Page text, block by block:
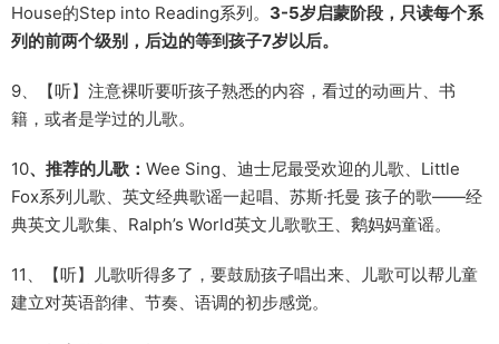
House的Step into Reading系列。 3-5岁启蒙阶段，只读每个系
列的前两个级别，后边的等到孩子7岁以后。
9、【听】注意裸听要听孩子熟悉的内容，看过的动画片、书
籍，或者是学过的儿歌。
10、推荐的儿歌： Wee Sing、迪士尼最受欢迎的儿歌、Little
Fox系列儿歌、英文经典歌谣一起唱、苏斯·托曼 孩子的歌——经
典英文儿歌集、Ralph’s World英文儿歌歌王、鹅妈妈童谣。
11、【听】儿歌听得多了，要鼓励孩子唱出来、儿歌可以帮儿童
建立对英语韵律、节奏、语调的初步感觉。